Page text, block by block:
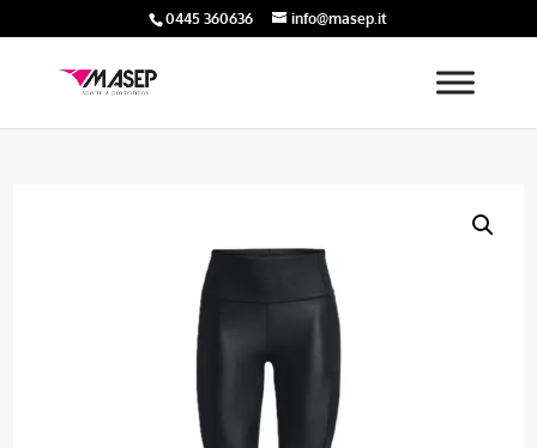
0445 360636 info@masep.it